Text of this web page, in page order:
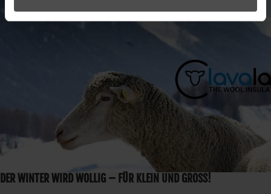
DER WINTER WIRD WOLLIG – FÜR KLEIN UND GROSS!